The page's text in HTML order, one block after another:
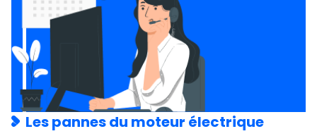
Les pannes du moteur électrique